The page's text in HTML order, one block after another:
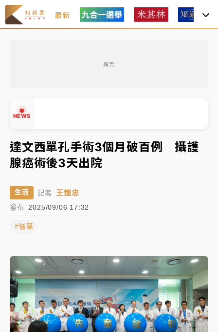
最新
廣告
NEWS
中信慈善基金會想增加董事人數！辜仲諒向法院聲請遭
駁 理由曝光
故宮《龍藏經》特展第2檔！今線上預約開賣一度塞車
周六起展出延長至晚上7時
台東農業處長涉圖利渡假村！東檢抗告成功 今重開羈
父親節泡湯了！中颱白海豚雨彈轟3天 「紅到發紫」降
雨熱區曝
暑假過三周才推「E宿新北打卡趣」！抽獎程序複雜 觀
旅局回應了
中信慈善基金會想增加董事人數！辜仲諒向法院聲請遭
駁 理由曝光
故宮《龍藏經》特展第2檔！今線上預約開賣一度塞車
▲
達文西單孔手術3個月破百例 攝護
腺癌術後3天出院
生活 記者 王煌忠
發布 2025/09/06 17:32
#醫藥